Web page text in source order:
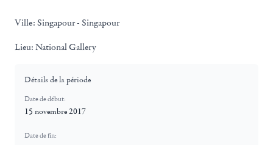
Ville: Singapour - Singapour
Lieu: National Gallery
Détails de la période
Date de début:
15 novembre 2017
Date de fin: